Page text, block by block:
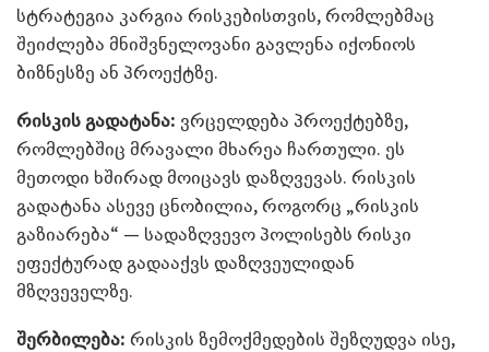
სტრატეგია კარგია რისკებისთვის, რომლებმაც
შეიძლება მნიშვნელოვანი გავლენა იქონიოს
ბიზნესზე ან პროექტზე.
რისკის გადატანა: ვრცელდება პროექტებზე,
რომლებშიც მრავალი მხარეა ჩართული. ეს
მეთოდი ხშირად მოიცავს დაზღვევას. რისკის
გადატანა ასევე ცნობილია, როგორც „რისკის
გაზიარება“ — სადაზღვევო პოლისებს რისკი
ეფექტურად გადააქვს დაზღვეულიდან
მზღვეველზე.
შერბილება: რისკის ზემოქმედების შეზღუდვა ისე,